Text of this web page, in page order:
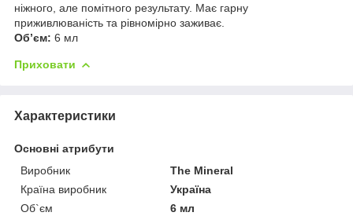
ніжного, але помітного результату. Має гарну
приживлюваність та рівномірно заживає.
Об’єм: 6 мл
Приховати
Характеристики
Основні атрибути
Виробник
The Mineral
Країна виробник
Україна
Об`єм
6 мл